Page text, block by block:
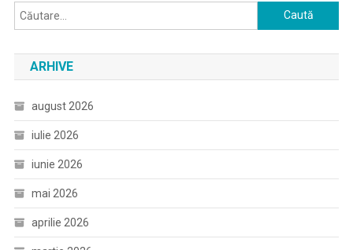
Caută
după:
ARHIVE
august 2026
iulie 2026
iunie 2026
mai 2026
aprilie 2026